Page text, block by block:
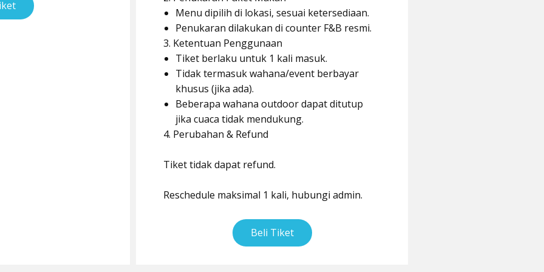
Menu dipilih di lokasi, sesuai ketersediaan.
Penukaran dilakukan di counter F&B resmi.
3. Ketentuan Penggunaan
Tiket berlaku untuk 1 kali masuk.
Tidak termasuk wahana/event berbayar
khusus (jika ada).
Beberapa wahana outdoor dapat ditutup
jika cuaca tidak mendukung.
4. Perubahan & Refund
Tiket tidak dapat refund.
Reschedule maksimal 1 kali, hubungi admin.
Beli Tiket